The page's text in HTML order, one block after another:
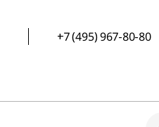
+7 (495) 967-80-80